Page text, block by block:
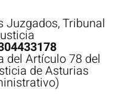
Juzgados,Tribunal
del Artículo 78 del
de Asturias